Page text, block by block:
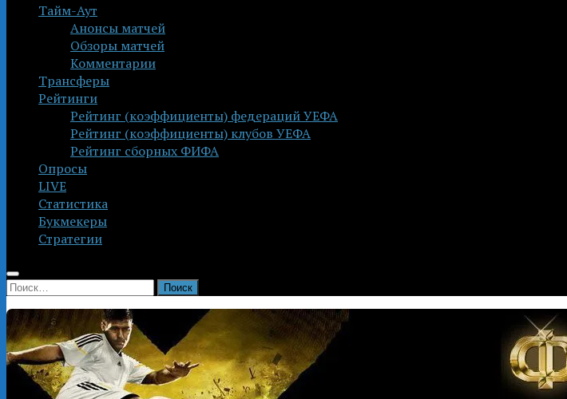
Тайм-Аут
Анонсы матчей
Обзоры матчей
Комментарии
Трансферы
Рейтинги
Рейтинг (коэффициенты) федераций УЕФА
Рейтинг (коэффициенты) клубов УЕФА
Рейтинг сборных ФИФА
Опросы
LIVE
Статистика
Букмекеры
Стратегии
Найти: